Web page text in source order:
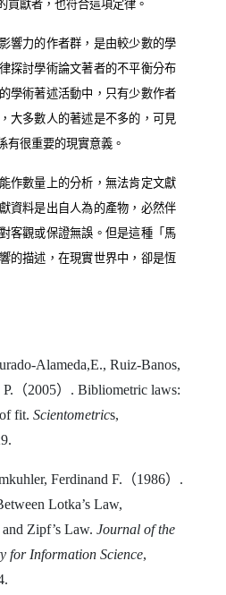
貢獻者，也符合這項定律。
響力的作者群，是由較少數的學
探討學術論文著者的不平衡分布
學術著述活動中，只有少數作者
大多數人的著述是不多的，可見
有很重要的現實意義。
作數量上的分析，無法肯定文獻
資料是出自人為的產物，必然伴
客觀或保證無誤。但是這種「馬
的描述，在現實世界中，卻是恆
Alameda,E., Ruiz-Banos,
（2005） . Bibliometric laws:
fit. Scientometrics,
Ferdinand F. （1986） .
Lotka’s Law,
Zipf’s Law. Journal of the
for Information Science,